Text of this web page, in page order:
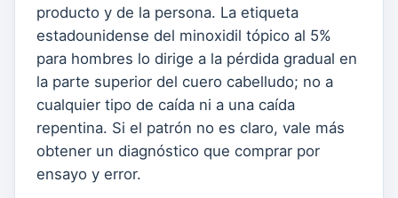
producto y de la persona. La etiqueta
estadounidense del minoxidil tópico al 5%
para hombres lo dirige a la pérdida gradual en
la parte superior del cuero cabelludo; no a
cualquier tipo de caída ni a una caída
repentina. Si el patrón no es claro, vale más
obtener un diagnóstico que comprar por
ensayo y error.